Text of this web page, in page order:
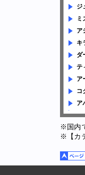
ジ
ミ
ア
キ
ダ
テ
ア
コ
ア
※国内
※【カ